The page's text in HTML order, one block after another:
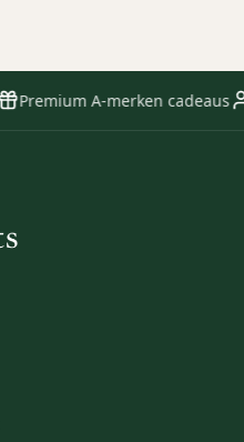
Premium A-merken cadeaus